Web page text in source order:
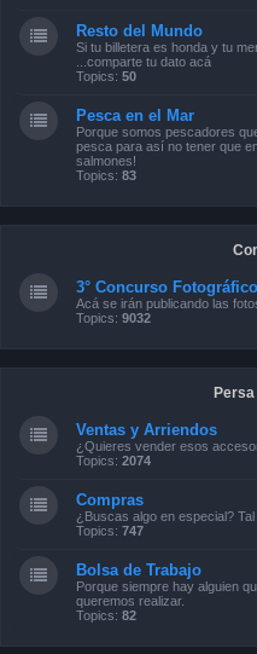
Resto del Mundo
Si tu billetera es honda y tu
...comparte tu dato acá
Topics: 50
Pesca en el Mar
Porque somos pescadores
pesca para así no tener que
salmones!
Topics: 83
3° Concurso
Acá se irán publicando las
Topics: 9032
Ventas y Arriendos
¿Quieres vender esos
Topics: 2074
Compras
¿Buscas algo en especial?
Topics: 747
Bolsa de Trabajo
Porque siempre hay alguien
queremos realizar.
Topics: 82